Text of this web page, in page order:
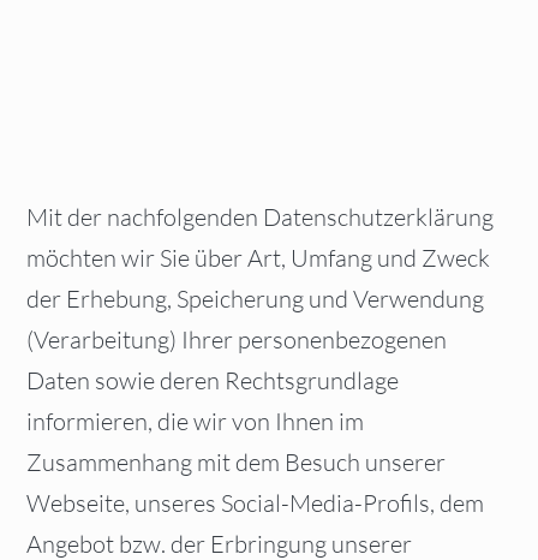
Mit der nachfolgenden Datenschutzerklärung
möchten wir Sie über Art, Umfang und Zweck
der Erhebung, Speicherung und Verwendung
(Verarbeitung) Ihrer personenbezogenen
Daten sowie deren Rechtsgrundlage
informieren, die wir von Ihnen im
Zusammenhang mit dem Besuch unserer
Webseite, unseres Social-Media-Profils, dem
Angebot bzw. der Erbringung unserer